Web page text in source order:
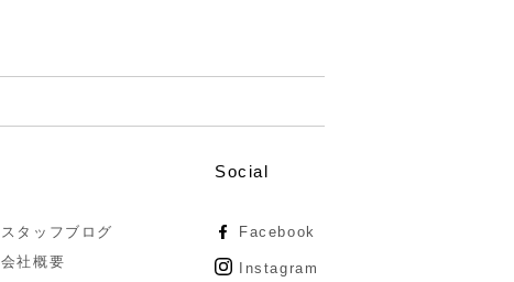
スタッフブログ
会社概要
Social
Facebook
Instagram